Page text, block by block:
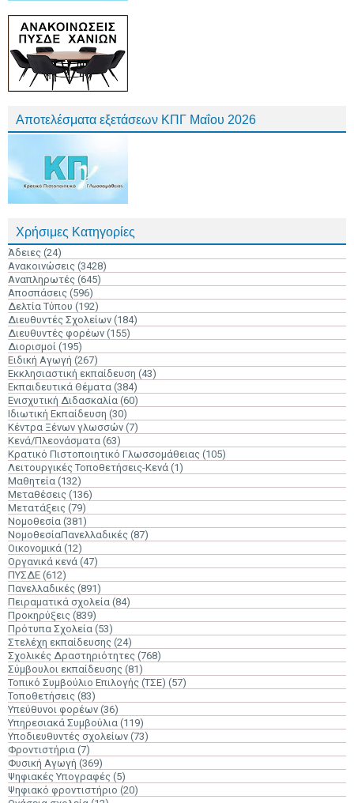
Αποτελέσματα εξετάσεων ΚΠΓ Μαΐου 2026
Χρήσιμες Κατηγορίες
Άδειες (24)
Ανακοινώσεις (3428)
Αναπληρωτές (645)
Αποσπάσεις (596)
Δελτία Τύπου (192)
Διευθυντές Σχολείων (184)
Διευθυντές φορέων (155)
Διορισμοί (195)
Ειδική Αγωγή (267)
Εκκλησιαστική εκπαίδευση (43)
Εκπαιδευτικά Θέματα (384)
Ενισχυτική Διδασκαλία (60)
Ιδιωτική Εκπαίδευση (30)
Κέντρα Ξένων γλωσσών (7)
Κενά/Πλεονάσματα (63)
Κρατικό Πιστοποιητικό Γλωσσομάθειας (105)
Λειτουργικές Τοποθετήσεις-Κενά (1)
Μαθητεία (132)
Μεταθέσεις (136)
Μετατάξεις (79)
Νομοθεσία (381)
ΝομοθεσίαΠανελλαδικές (87)
Οικονομικά (12)
Οργανικά κενά (47)
ΠΥΣΔΕ (612)
Πανελλαδικές (891)
Πειραματικά σχολεία (84)
Προκηρύξεις (839)
Πρότυπα Σχολεία (53)
Στελέχη εκπαίδευσης (24)
Σχολικές Δραστηριότητες (768)
Σύμβουλοι εκπαίδευσης (81)
Τοπικό Συμβούλιο Επιλογής (ΤΣΕ) (57)
Τοποθετήσεις (83)
Υπεύθυνοι φορέων (36)
Υπηρεσιακά Συμβούλια (119)
Υποδιευθυντές σχολείων (73)
Φροντιστήρια (7)
Φυσική Αγωγή (369)
Ψηφιακές Υπογραφές (5)
Ψηφιακό φροντιστήριο (20)